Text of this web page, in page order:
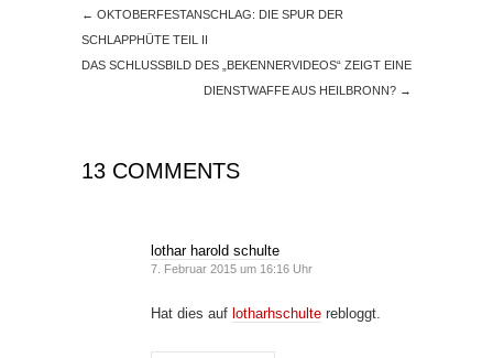
← OKTOBERFESTANSCHLAG: DIE SPUR DER
SCHLAPPHÜTE TEIL II
DAS SCHLUSSBILD DES „BEKENNERVIDEOS“ ZEIGT EINE
DIENSTWAFFE AUS HEILBRONN? →
13 COMMENTS
lothar harold schulte
7. Februar 2015 um 16:16 Uhr
Hat dies auf lotharhschulte rebloggt.